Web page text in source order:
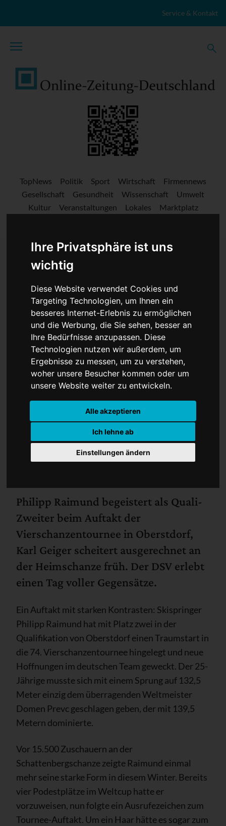
Ihre Privatsphäre ist uns
wichtig
Diese Website verwendet Cookies und
Targeting Technologien, um Ihnen ein
besseres Internet-Erlebnis zu ermöglichen
und die Werbung, die Sie sehen, besser an
Ihre Bedürfnisse anzupassen. Diese
Technologien nutzen wir außerdem, um
Ergebnisse zu messen, um zu verstehen,
woher unsere Besucher kommen oder um
unsere Website weiter zu entwickeln.
Alle akzeptieren
Ich lehne ab
Einstellungen ändern
Service & Kontakt
TopNews Politik Sport Wirtschaft
Firmennews
Gesellschaft
Gesundheit Wissenschaft
Umwelt
Kultur
Veranstaltungen Lokales
Marktplatz
Hoffnungsträger
Raimund fliegt auf Platz
zwei – Geiger erlebt
Heimschanzen-Drama
Philipp Raimund begeistert als Quali-
Zweiter beim Auftakt der
Vierschanzentournee in Oberstdorf,
Karl Geiger scheitert ausgerechnet an
der Heimschanze früh. Der DSV erlebt
einen Tag voller Gegensätze.
Ein Auftakt mit starken Kontrasten: Skispringer
Philipp Raimund hat mit Platz zwei in der
Qualifikation von Oberstdorf einen Traumstart in
die 74. Vierschanzentournee hingelegt und neue
Hoffnungen im deutschen Team geweckt. Der 25-
Jährige musste sich mit einem Sprung auf 132,5
Meter einzig dem überragenden Weltmeister
Domen Prevc geschlagen geben, der mit 139,5
Metern dominierte.
Vor 15.500 Zuschauern an der
Schattenbergschanze zeigte Raimund einmal
mehr seine starke Form in diesem Winter. Bereits
vier Podestplätze im Weltcup hatte er
vorzuweisen, nun folgte ein Ausrufezeichen zum
Tournee-Auftakt. Um ein Haar hätte es sogar zum